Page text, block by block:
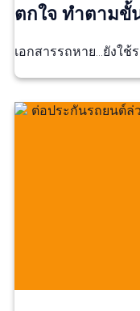
ตกใจ ทำตามขั้
เอกสารรถหาย…ยังใช้